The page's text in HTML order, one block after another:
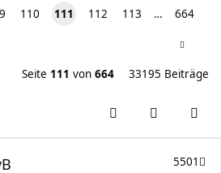
110 111 112 113 … 664
Seite 111 von 664 33195 Beiträge
5501